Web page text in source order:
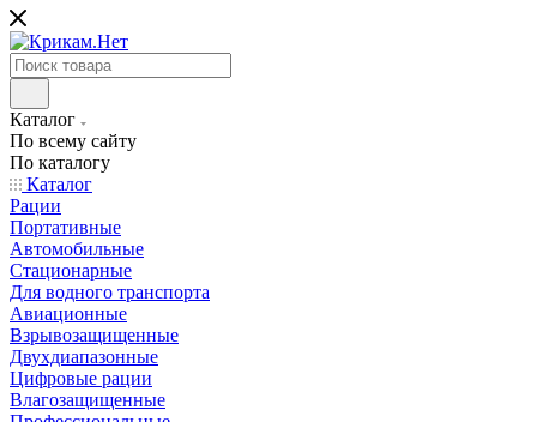
Каталог
По всему сайту
По каталогу
Каталог
Рации
Портативные
Автомобильные
Стационарные
Для водного транспорта
Авиационные
Взрывозащищенные
Двухдиапазонные
Цифровые рации
Влагозащищенные